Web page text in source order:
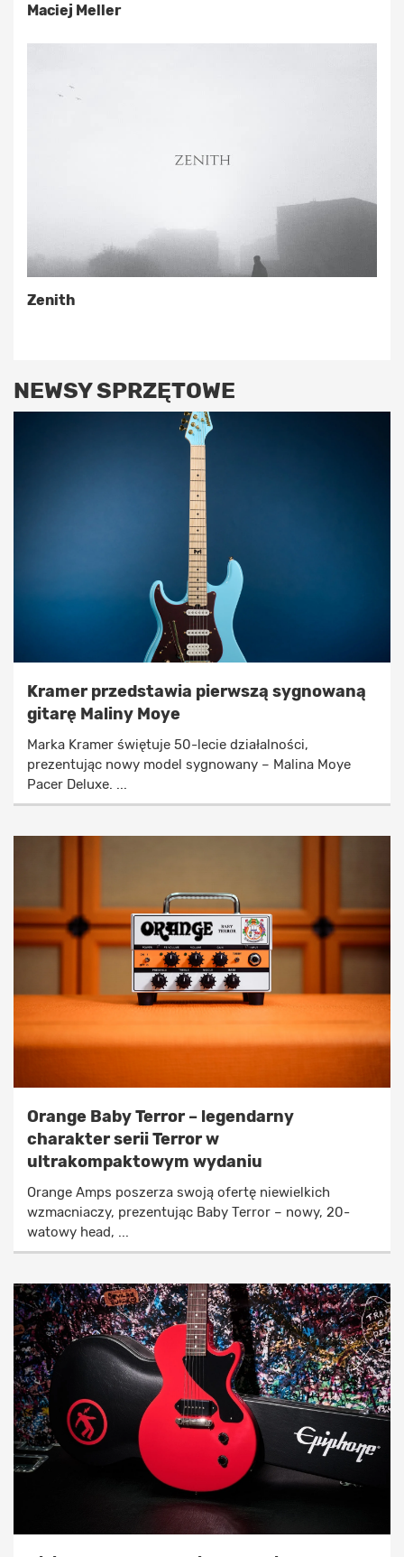
Maciej Meller
Zenith
NEWSY SPRZĘTOWE
Kramer przedstawia pierwszą sygnowaną
gitarę Maliny Moye
Marka Kramer świętuje 50-lecie działalności,
prezentując nowy model sygnowany – Malina Moye
Pacer Deluxe. ...
Orange Baby Terror – legendarny
charakter serii Terror w
ultrakompaktowym wydaniu
Orange Amps poszerza swoją ofertę niewielkich
wzmacniaczy, prezentując Baby Terror – nowy, 20-
watowy head, ...